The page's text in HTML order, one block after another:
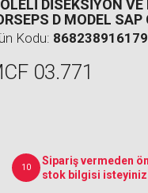
DİSEKSİYON
D MODEL
Kodu:
03.771
10
Sipariş vermeden
stok bilgisi